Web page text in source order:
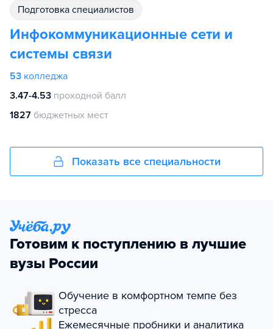
подготовка специалистов
Инфокоммуникационные сети и
системы связи
53 колледжа
3.47-4.53 проходной балл
1827 бюджетных мест
Показать все специальности
Готовим к поступлению в лучшие
вузы России
Обучение в комфортном темпе без
стресса
Ежемесячные пробники и аналитика